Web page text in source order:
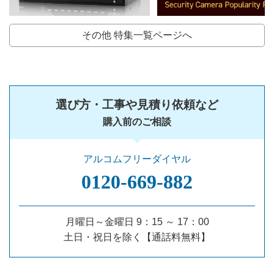
その他 特集一覧ページへ
選び方・工事や見積り依頼など
購入前のご相談
アルコムフリーダイヤル
0120‐669‐882
月曜日～金曜日 9：15 ～ 17：00
土日・祝日を除く【通話料無料】